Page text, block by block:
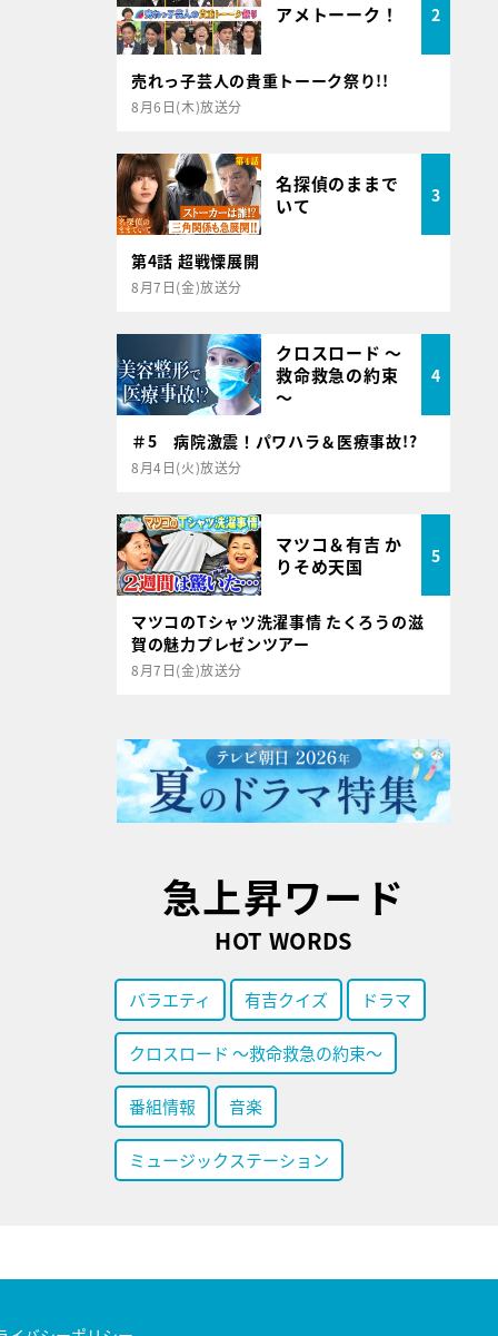
アメトーーク！ 2
売れっ子芸人の貴重トーーク祭り!!
8月6日(木)放送分
名探偵のままで
いて
3
第4話 超戦慄展開
8月7日(金)放送分
クロスロード ～
救命救急の約束
～
4
＃5 病院激震！パワハラ＆医療事故!?
8月4日(火)放送分
マツコ＆有吉 か
りそめ天国
5
マツコのTシャツ洗濯事情 たくろうの滋
賀の魅力プレゼンツアー
8月7日(金)放送分
急上昇ワード
HOT WORDS
バラエティ 有吉クイズ ドラマ
クロスロード ～救命救急の約束～
番組情報 音楽
ミュージックステーション